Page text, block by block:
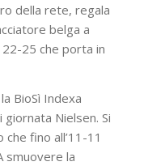
della rete, regala
belga a
25 che porta in
BioSì Indexa
Nielsen. Si
fino all’11-11
smuovere la